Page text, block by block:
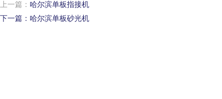
上一篇： 哈尔滨单板指接机
下一篇： 哈尔滨单板砂光机